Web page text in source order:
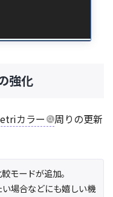
強化
カラー
周りの更新
モードが追加。
場合などにも嬉しい機